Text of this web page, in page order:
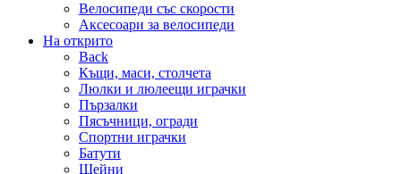
Велосипеди със скорости
Аксесоари за велосипеди
На открито
Back
Къщи, маси, столчета
Люлки и люлеещи играчки
Пързалки
Пясъчници, огради
Спортни играчки
Батути
Шейни